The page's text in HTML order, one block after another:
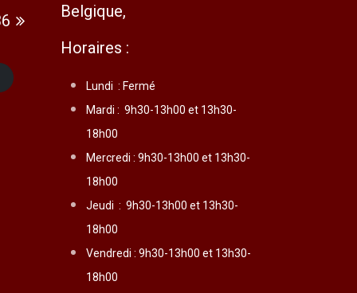
Belgique,
Horaires :
Lundi : Fermé
Mardi : 9h30-13h00 et 13h30-
18h00
Mercredi : 9h30-13h00 et 13h30-
18h00
Jeudi : 9h30-13h00 et 13h30-
18h00
Vendredi : 9h30-13h00 et 13h30-
18h00